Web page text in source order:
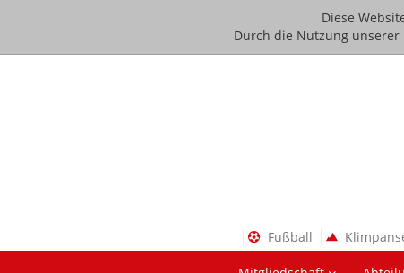
Diese
Durch die Nutzung unserer
Fußball